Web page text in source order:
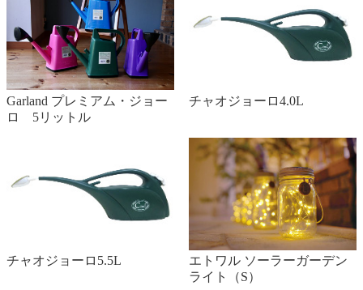
Garland プレミアム・ジョー
ロ 5リットル
チャオジョーロ4.0L
チャオジョーロ5.5L
エトワル ソーラーガーデン
ライト（S）